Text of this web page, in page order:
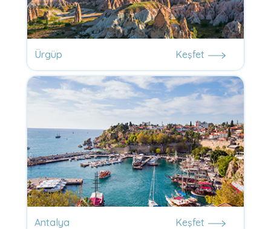
Ürgüp Keşfet
Antalya Keşfet